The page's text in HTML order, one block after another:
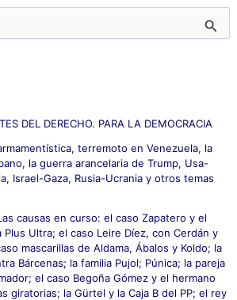
DEL DERECHO. PARA LA DEMOCRACIA
terremoto en Venezuela, la
la guerra arancelaria de Trump, Usa-
Israel-Gaza, Rusia-Ucrania y otros temas
causas en curso: el caso Zapatero y el
Ultra; el caso Leire Díez, con Cerdán y
mascarillas de Aldama, Ábalos y Koldo; la
Bárcenas; la familia Pujol; Púnica; la pareja
el caso Begoña Gómez y el hermano
giratorias; la Gürtel y la Caja B del PP; el rey